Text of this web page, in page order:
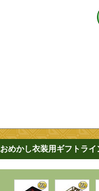
おめかし衣装用ギフトライ